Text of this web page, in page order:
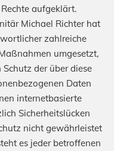
aufgeklärt.
Michael Richter hat
zahlreiche
umgesetzt,
der über diese
Daten
internetbasierte
Sicherheitslücken
nicht gewährleistet
es jeder betroffenen